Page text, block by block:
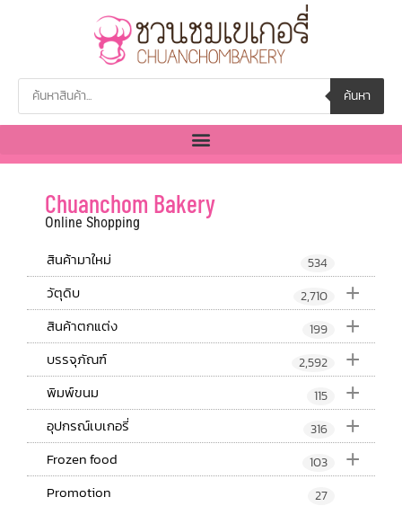
ค้นหา
Chuanchom Bakery
Online Shopping
สินค้ามาใหม่ 534
+
วัตุดิบ 2,710
+
สินค้าตกแต่ง 199
+
บรรจุภัณฑ์ 2,592
+
พิมพ์ขนม 115
+
อุปกรณ์เบเกอรี่ 316
+
Frozen food 103
Promotion 27